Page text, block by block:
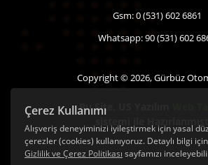
Çerez Kullanımı
Alışveriş deneyiminizi iyileştirmek için yasal
çerezler (cookies) kullanıyoruz. Detaylı bilgi için
Gizlilik ve Çerez Politikası sayfamızı
Gsm: 0 (531) 602 6861
Whatsapp: 90 (531) 602
Copyright © 2026, Gürbüz
Bu Site,